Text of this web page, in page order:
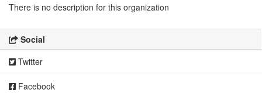
There is no description for this organization
Social
Twitter
Facebook